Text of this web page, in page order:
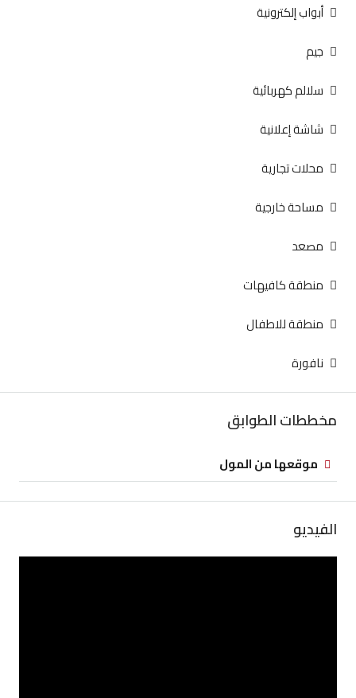
أبواب إلكترونية
جيم
سلالم كهربائية
شاشة إعلانية
محلات تجارية
مساحة خارجية
مصعد
منطقة كافيهات
منطقة للاطفال
نافورة
مخططات الطوابق
موقعها من المول
الفيديو